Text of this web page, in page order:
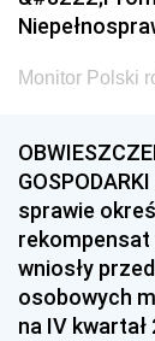
Monitor Polski
sprawie
rekompensat
wniosły
osobowych
na IV kwartał